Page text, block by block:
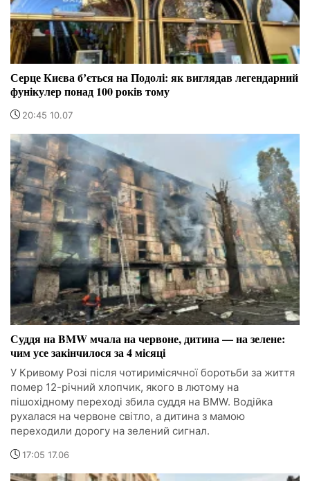
Серце Києва бʼється на Подолі: як виглядав легендарний
фунікулер понад 100 років тому
20:45 10.07
Суддя на BMW мчала на червоне, дитина — на зелене:
чим усе закінчилося за 4 місяці
У Кривому Розі після чотиримісячної боротьби за життя
помер 12-річний хлопчик, якого в лютому на
пішохідному переході збила суддя на BMW. Водійка
рухалася на червоне світло, а дитина з мамою
переходили дорогу на зелений сигнал.
17:05 17.06